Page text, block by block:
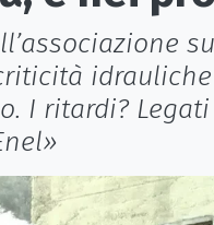
I ritardi?